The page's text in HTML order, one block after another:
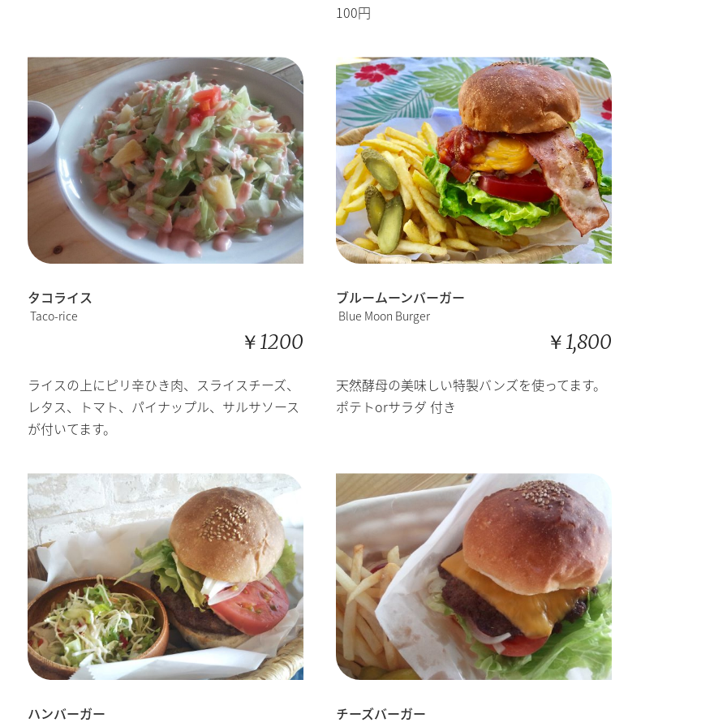
100円
タコライス
Taco-rice
￥1200
ライスの上にピリ辛ひき肉、スライスチーズ、
レタス、トマト、パイナップル、サルサソース
が付いてます。
ブルームーンバーガー
Blue Moon Burger
￥1,800
天然酵母の美味しい特製バンズを使ってます。
ポテトorサラダ 付き
ハンバーガー チーズバーガー